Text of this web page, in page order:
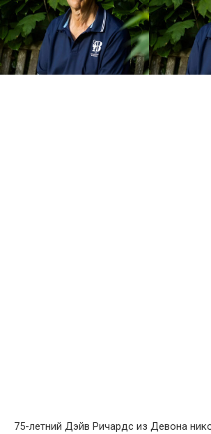
75-летний Дэйв Ричардс из Девона